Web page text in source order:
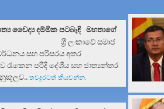
වෛද්‍ය දම්මික පටබැඳි මහතාගේ
ශ‍්‍රී ලංකාවේ සමාජ
සහ පරිසරය අතර
රැකෙන පරිදි දේශීය සහ ජාත්‍යන්තර
තවදුරටත් කියවන්න.